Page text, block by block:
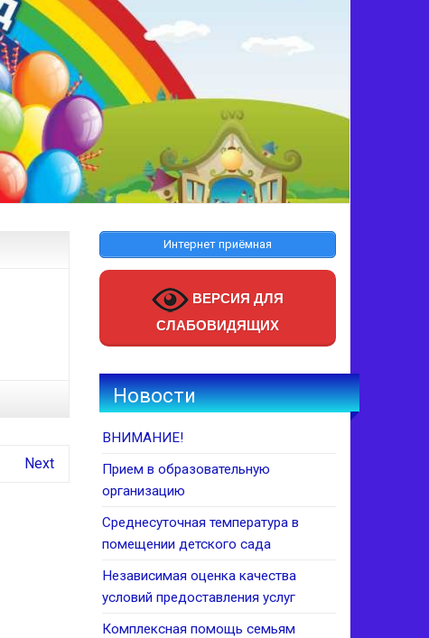
Next
Интернет приёмная
ВЕРСИЯ ДЛЯ
СЛАБОВИДЯЩИХ
Новости
ВНИМАНИЕ!
Прием в образовательную
организацию
Среднесуточная температура в
помещении детского сада
Независимая оценка качества
условий предоставления услуг
Комплексная помощь семьям